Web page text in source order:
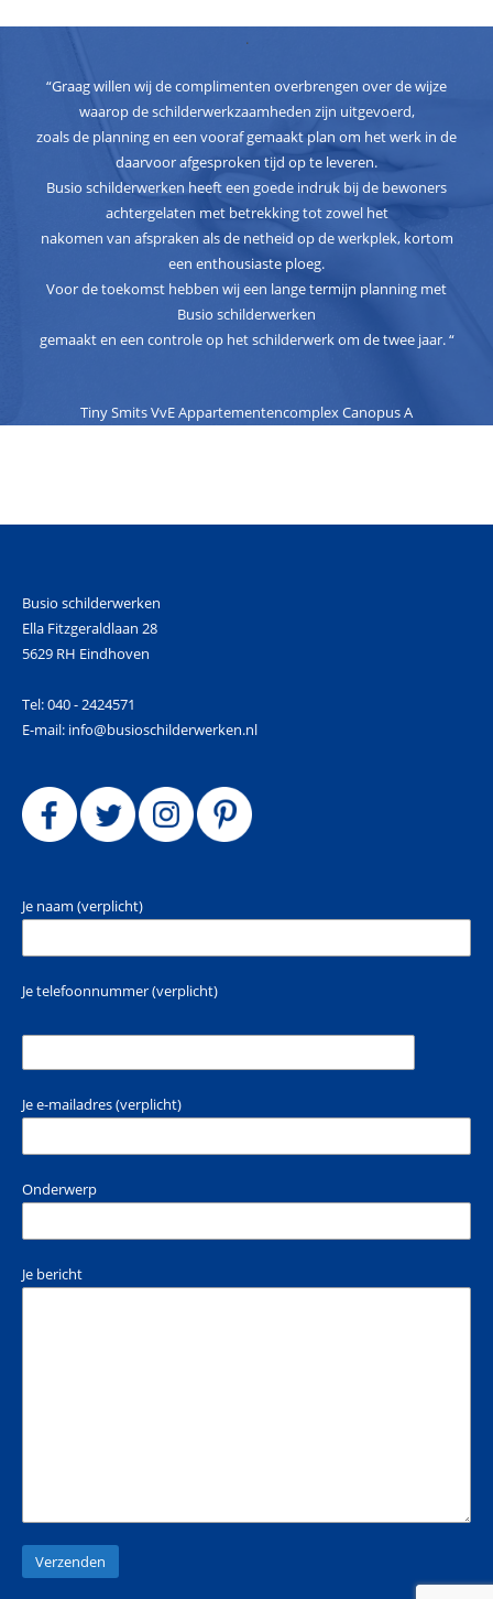
.
“Graag willen wij de complimenten overbrengen over de wijze
waarop de schilderwerkzaamheden zijn uitgevoerd,
zoals de planning en een vooraf gemaakt plan om het werk in de
daarvoor afgesproken tijd op te leveren.
Busio schilderwerken heeft een goede indruk bij de bewoners
achtergelaten met betrekking tot zowel het
nakomen van afspraken als de netheid op de werkplek, kortom
een enthousiaste ploeg.
Voor de toekomst hebben wij een lange termijn planning met
Busio schilderwerken
gemaakt en een controle op het schilderwerk om de twee jaar. “
Tiny Smits VvE Appartementencomplex Canopus A
Busio schilderwerken
Ella Fitzgeraldlaan 28
5629 RH Eindhoven
Tel: 040 - 2424571
E-mail: info@busioschilderwerken.nl
Je naam (verplicht)
Je telefoonnummer (verplicht)
Je e-mailadres (verplicht)
Onderwerp
Je bericht